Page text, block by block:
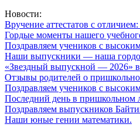
Новости:
Вручение аттестатов с отличием:
Гордые моменты нашего
Поздравляем учеников с
Наши выпускники — наша
«Звездный выпускной — 2026»
Отзывы родителей о
Поздравляем учеников с
Последний день в пришкольном
Поздравляем выпускников
Наши юные гении математики.